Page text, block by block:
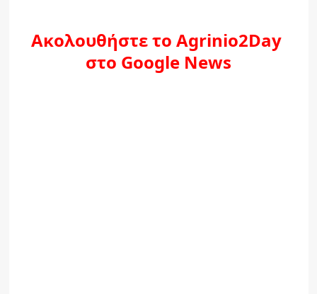
Ακολουθήστε το Agrinio2Day
στο Google News